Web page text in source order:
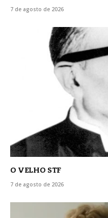
7 de agosto de 2026
O VELHO STF
7 de agosto de 2026